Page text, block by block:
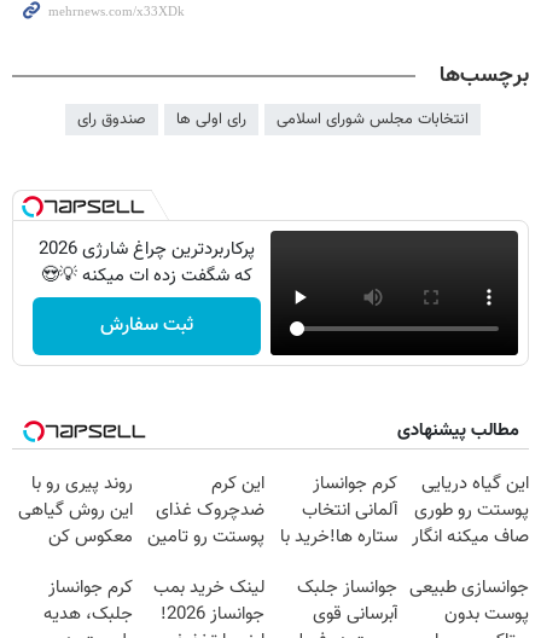
برچسب‌ها
انتخابات مجلس شورای اسلامی رای اولی ها صندوق رای
پرکاربردترین چراغ شارژی 2026
که شگفت زده ات میکنه 💡😍
ثبت سفارش
مطالب پیشنهادی
این گیاه دریایی
پوستت رو طوری
صاف میکنه انگار
شدی🔥
کرم جوانساز
آلمانی انتخاب
ستاره ها!خرید با
این کرم
ضدچروک غذای
پوستت رو تامین
40%تخفیف)
روند پیری رو با
این روش گیاهی
معکوس کن
جوانسازی طبیعی
پوست بدون
جوانساز جلبک
آبرسانی قوی
لینک خرید بمب
جوانساز 2026!
کرم جوانساز
جلبک، هدیه